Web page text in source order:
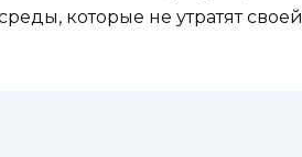
которые не утратят своей